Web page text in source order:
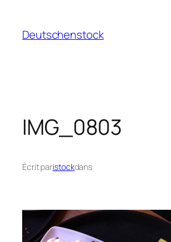
contenu
Deutschenstock
IMG_0803
Écrit paristockdans